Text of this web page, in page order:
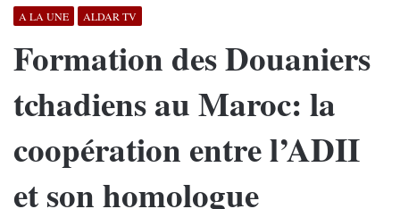
A LA UNE ALDAR TV
Formation des Douaniers
tchadiens au Maroc: la
coopération entre l’ADII
et son homologue